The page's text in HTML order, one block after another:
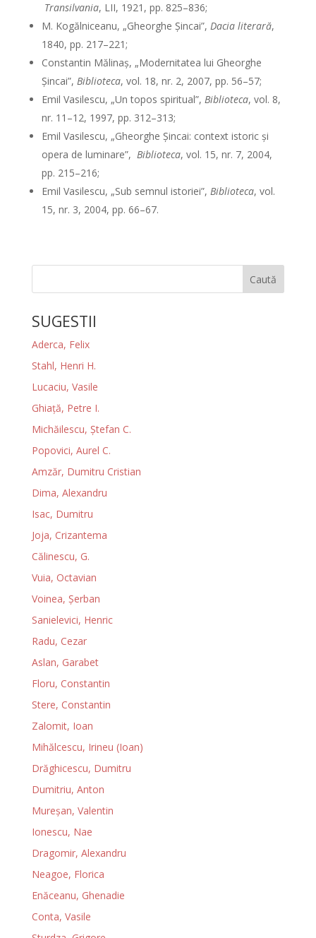
Transilvania, LII, 1921, pp. 825–836;
M. Kogălniceanu, „Gheorghe Şincai”, Dacia literară,
1840, pp. 217–221;
Constantin Mălinaş, „Modernitatea lui Gheorghe
Şincai”, Biblioteca, vol. 18, nr. 2, 2007, pp. 56–57;
Emil Vasilescu, „Un topos spiritual”, Biblioteca, vol. 8,
nr. 11–12, 1997, pp. 312–313;
Emil Vasilescu, „Gheorghe Şincai: context istoric şi
opera de luminare”, Biblioteca, vol. 15, nr. 7, 2004,
pp. 215–216;
Emil Vasilescu, „Sub semnul istoriei”, Biblioteca, vol.
15, nr. 3, 2004, pp. 66–67.
Caută
SUGESTII
Aderca, Felix
Stahl, Henri H.
Lucaciu, Vasile
Ghiaţă, Petre I.
Michăilescu, Ștefan C.
Popovici, Aurel C.
Amzăr, Dumitru Cristian
Dima, Alexandru
Isac, Dumitru
Joja, Crizantema
Călinescu, G.
Vuia, Octavian
Voinea, Şerban
Sanielevici, Henric
Radu, Cezar
Aslan, Garabet
Floru, Constantin
Stere, Constantin
Zalomit, Ioan
Mihălcescu, Irineu (Ioan)
Drăghicescu, Dumitru
Dumitriu, Anton
Mureșan, Valentin
Ionescu, Nae
Dragomir, Alexandru
Neagoe, Florica
Enăceanu, Ghenadie
Conta, Vasile